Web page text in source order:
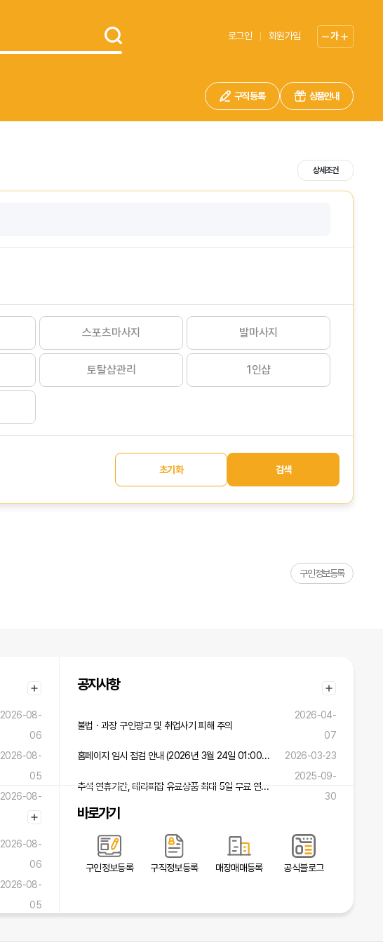
로그인 회원가입 가
구직 등록 상품안내
상세조건
스포츠마사지 발마사지
토탈샵관리 1인샵
초기화 검색
구인정보등록
2026-08-
06
2026-08-
05
2026-08-
05
2026-08-
06
2026-08-
05
공지사항
불법ㆍ과장 구인광고 및 취업사기 피해 주의
2026-04-
07
홈페이지 임시 점검 안내 (2026년 3월 24일 01:00 ~ 02:00)
2026-03-23
추석 연휴기간, 테라피잡 유료상품 최대 5일 무료 연장 혜택!
2025-09-
30
바로가기
구인정보등록 구직정보등록 매장매매등록 공식블로그